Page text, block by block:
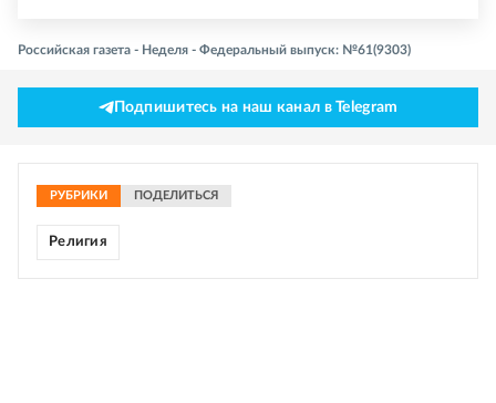
Российская газета - Неделя - Федеральный выпуск: №61(9303)
Подпишитесь на наш канал в Telegram
РУБРИКИ ПОДЕЛИТЬСЯ
Религия